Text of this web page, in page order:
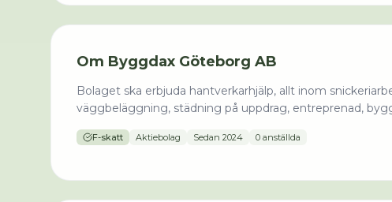
Om Byggdax Göteborg AB
Bolaget ska erbjuda hantverkarhjälp, allt inom
väggbeläggning, städning på uppdrag, entreprenad,
F-skatt Aktiebolag Sedan 2024 0 anställda